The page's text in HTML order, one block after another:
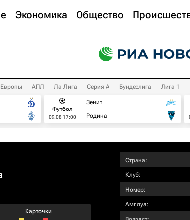
Экономика Общество
АПЛ Ла Лига Серия А Бундеслига Лига 1
Футбол
09.08 17:00
Зенит
Родина
Карточки
Страна:
Клуб:
Номер:
Амплуа: